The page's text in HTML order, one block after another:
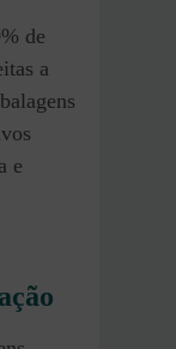
de
a
e